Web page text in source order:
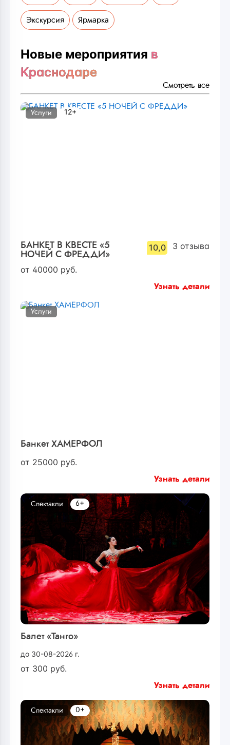
Экскурсия Ярмарка
Новые мероприятия в
Краснодаре
Смотреть все
БАНКЕТ В КВЕСТЕ «5
НОЧЕЙ С ФРЕДДИ»
10,0 3 отзыва
от 40000 руб.
Услуги 12+
Узнать детали
Банкет ХАМЕРФОЛ
от 25000 руб.
Услуги
Узнать детали
Балет «Танго»
до 30-08-2026 г.
от 300 руб.
Спектакли 6+
Узнать детали
Спектакли 0+